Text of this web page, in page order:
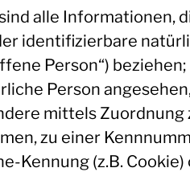
alle Informationen,
identifizierbare
Person“) beziehen;
Person
mittels Zuordnung
zu einer
Kennung (z.B. Cookie)